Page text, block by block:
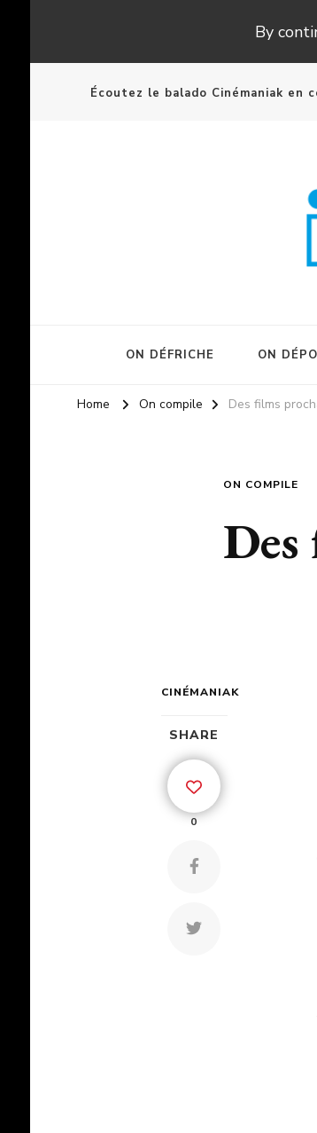
By
Écoutez le balado Cinémaniak en
ON DÉFRICHE ON
Home On compile Des films
ON COMPILE
CINÉMANIAK
SHARE
0